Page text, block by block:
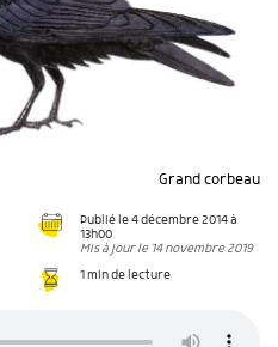
Grand corbeau
Publié le 4 décembre 2014 à
13h00
Mis à jour le 14 novembre 2019
1 min de lecture